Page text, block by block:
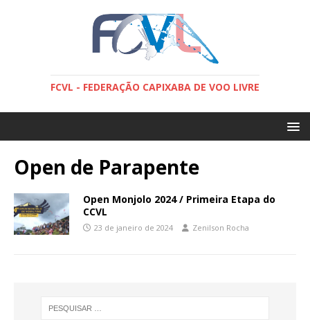
FCVL - FEDERAÇÃO CAPIXABA DE VOO LIVRE
Open de Parapente
Open Monjolo 2024 / Primeira Etapa do
CCVL
23 de janeiro de 2024 Zenilson Rocha